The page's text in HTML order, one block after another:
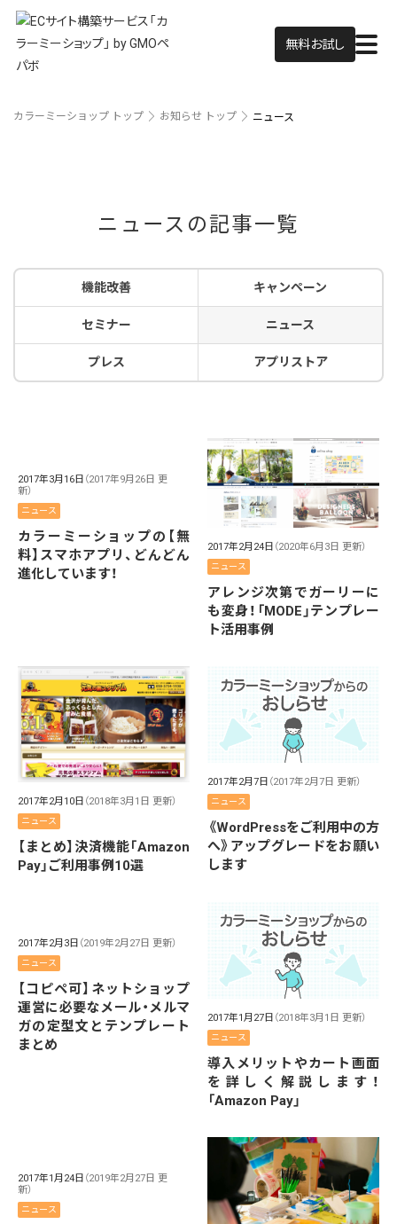
無料お試し
カラーミーショップ トップ お知らせ トップ ニュース
ニュースの記事一覧
機能改善 キャンペーン
セミナー ニュース
プレス アプリストア
2017年3月16日 （2017年9月26日 更
新）
ニュース
カラーミーショップの【無
料】スマホアプリ、どんどん
進化しています！
2017年2月24日 （2020年6月3日 更新）
ニュース
アレンジ次第でガーリーに
も変身！「MODE」テンプレー
ト活用事例
2017年2月10日 （2018年3月1日 更新）
ニュース
【まとめ】決済機能「Amazon
Pay」ご利用事例10選
2017年2月7日 （2017年2月7日 更新）
ニュース
《WordPressをご利用中の方
へ》アップグレードをお願い
します
2017年2月3日 （2019年2月27日 更新）
ニュース
【コピペ可】ネットショップ
運営に必要なメール・メルマ
ガの定型文とテンプレート
まとめ
2017年1月27日 （2018年3月1日 更新）
ニュース
導入メリットやカート画面
を詳しく解説します！
「Amazon Pay」
2017年1月24日 （2019年2月27日 更
新）
ニュース